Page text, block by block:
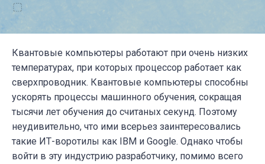
Квантовые компьютеры работают при очень низких
температурах, при которых процессор работает как
сверхпроводник. Квантовые компьютеры способны
ускорять процессы машинного обучения, сокращая
тысячи лет обучения до считаных секунд. Поэтому
неудивительно, что ими всерьез заинтересовались
такие ИТ-воротилы как IBM и Google. Однако чтобы
войти в эту индустрию разработчику, помимо всего